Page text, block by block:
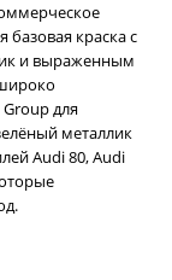
базовая краска с
и выраженным
для
металлик
Audi 80, Audi